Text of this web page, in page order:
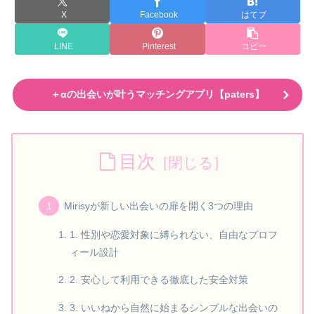
X Facebook はてブ
LINE Pinterest コピー
＋αの出会いが叶うマッチングアプリ【paters】
目次
Mirisyが新しい出会いの扉を開く3つの理由
1. 性別や恋愛対象に縛られない、自由なプロフ
ィール設計
2. 安心して利用できる徹底した安全対策
3. いいねから自然に始まるシンプルな出会いの